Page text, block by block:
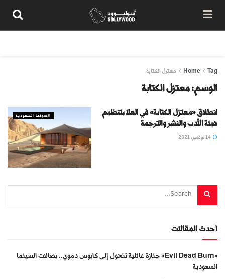
Home Tag معتزل الكتابة
الوسم:معتزل الكتابة
السينما السعودية
انطلاق «معتزل الكتابة» في العلا بتنظيم
هيئة الأدب والنشر والترجمة
أحدث المقالات
«Evil Dead Burn» جنازة عائلية تتحول إلى كابوس دموي.. بصالات السينما
السعودية